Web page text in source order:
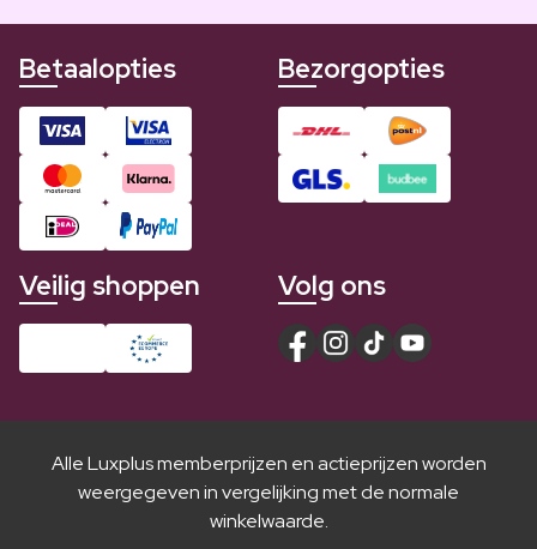
Betaalopties Bezorgopties
Veilig shoppen Volg ons
Alle Luxplus memberprijzen en actieprijzen worden
weergegeven in vergelijking met de normale
winkelwaarde.